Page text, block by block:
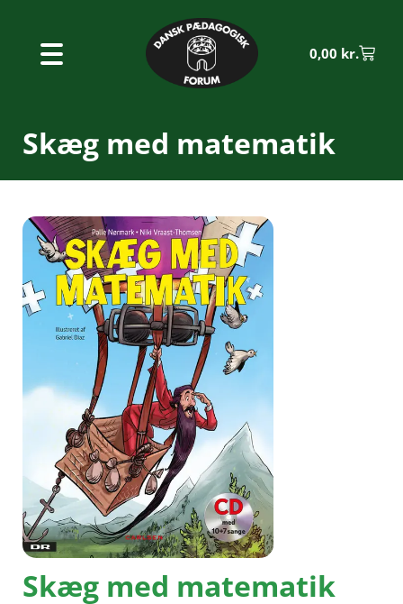
0,00 kr.
Skæg med matematik
Skæg med matematik